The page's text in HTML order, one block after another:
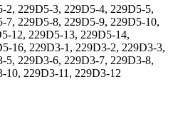
2, 229D5-3, 229D5-4, 229D5-5,
7, 229D5-8, 229D5-9, 229D5-10,
12, 229D5-13, 229D5-14,
16, 229D3-1, 229D3-2, 229D3-3,
5, 229D3-6, 229D3-7, 229D3-8,
10, 229D3-11, 229D3-12